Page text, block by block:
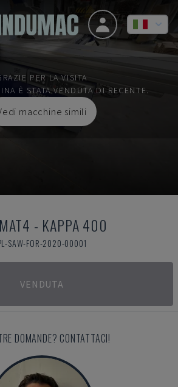
PER LA VISITA
È STATA VENDUTA DI RECENTE.
macchine simili
- KAPPA 400
SAW-FOR-2020-00001
VENDUTA
DOMANDE? CONTATTACI!